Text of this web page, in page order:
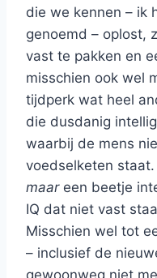
die we kennen – ik
genoemd – oplost,
vast te pakken en
misschien ook wel
tijdperk wat heel
die dusdanig
waarbij de mens
voedselketen
maareen beetje
IQ dat niet vast
Misschien wel tot
– inclusief de